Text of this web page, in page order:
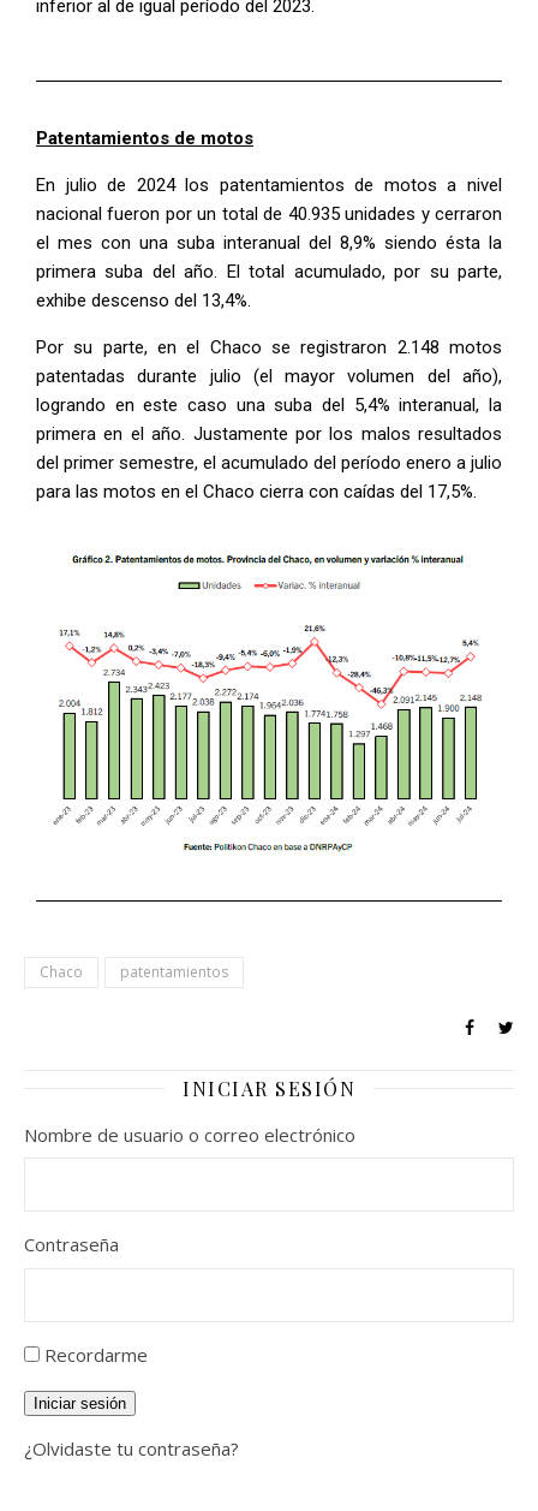
inferior al de igual período del 2023.
Patentamientos de motos
En julio de 2024 los patentamientos de motos a nivel
nacional fueron por un total de 40.935 unidades y cerraron
el mes con una suba interanual del 8,9% siendo ésta la
primera suba del año. El total acumulado, por su parte,
exhibe descenso del 13,4%.
Por su parte, en el Chaco se registraron 2.148 motos
patentadas durante julio (el mayor volumen del año),
logrando en este caso una suba del 5,4% interanual, la
primera en el año. Justamente por los malos resultados
del primer semestre, el acumulado del período enero a julio
para las motos en el Chaco cierra con caídas del 17,5%.
Chaco patentamientos
INICIAR SESIÓN
Nombre de usuario o correo electrónico
Contraseña
Recordarme
Iniciar sesión
¿Olvidaste tu contraseña?